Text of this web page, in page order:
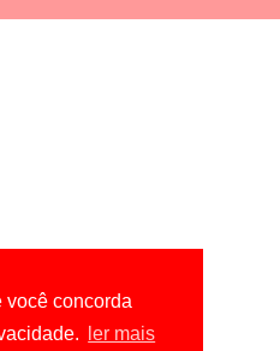
você concorda
ler mais